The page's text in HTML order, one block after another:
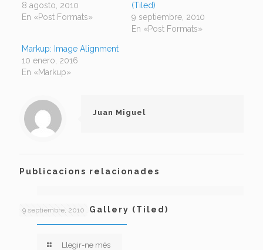
8 agosto, 2010
En «Post Formats»
(Tiled)
9 septiembre, 2010
En «Post Formats»
Markup: Image Alignment
10 enero, 2016
En «Markup»
Juan Miguel
Publicacions relacionades
9 septiembre, 2010
Post Format: Gallery (Tiled)
Llegir-ne més